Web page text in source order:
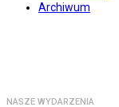
Archiwum
NASZE WYDARZENIA